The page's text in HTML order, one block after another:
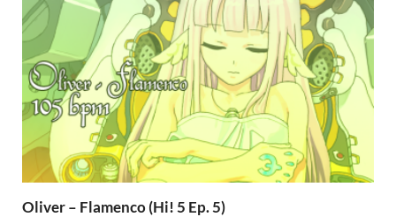
Oliver – Flamenco (Hi! 5 Ep. 5)